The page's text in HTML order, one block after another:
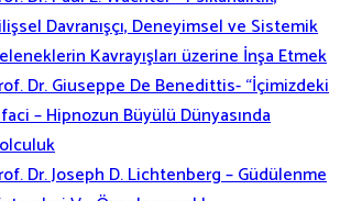
Davranışçı, Deneyimsel ve Sistemik
Kavrayışları üzerine İnşa Etmek
Dr. Giuseppe De Benedittis- “İçimizdeki
– Hipnozun Büyülü Dünyasında
Dr. Joseph D. Lichtenberg – Güdülenme